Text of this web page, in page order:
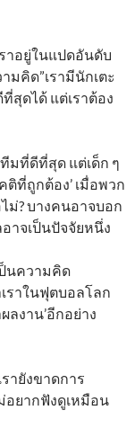
าอยู่ในแปดอันดับ
มคิด”เรามีนักเตะ
สุดได้ แต่เราต้อง
มที่ดีที่สุด แต่เด็ก ๆ
ที่ถูกต้อง’ เมื่อพวก
ม่? บางคนอาจบอก
าจเป็นปัจจัยหนึ่ง
นความคิด
ราในฟุตบอลโลก
ลงาน’อีกอย่าง
ายังขาดการ
อยากฟังดูเหมือน